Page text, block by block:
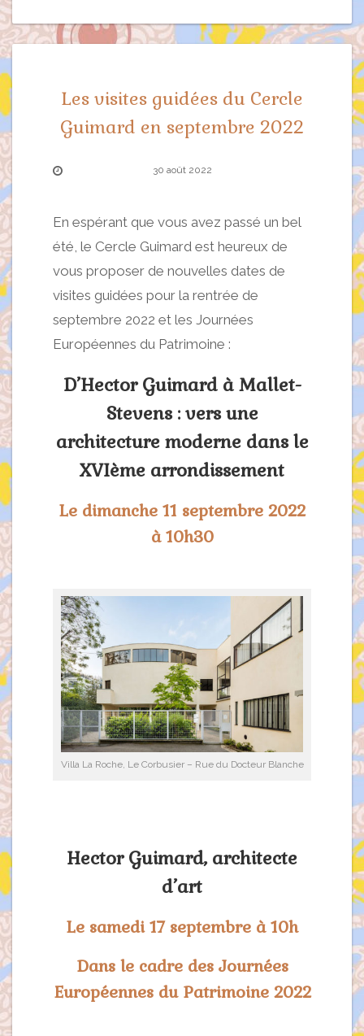
Les visites guidées du Cercle
Guimard en septembre 2022
30 août 2022
En espérant que vous avez passé un bel
été, le Cercle Guimard est heureux de
vous proposer de nouvelles dates de
visites guidées pour la rentrée de
septembre 2022 et les Journées
Européennes du Patrimoine :
D’Hector Guimard à Mallet-
Stevens : vers une
architecture moderne dans le
XVIème arrondissement
Le dimanche 11 septembre 2022
à 10h30
Villa La Roche, Le Corbusier – Rue du Docteur Blanche
Hector Guimard, architecte
d’art
Le samedi 17 septembre à 10h
Dans le cadre des Journées
Européennes du Patrimoine 2022